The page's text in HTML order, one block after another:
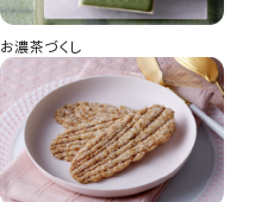
お濃茶づくし